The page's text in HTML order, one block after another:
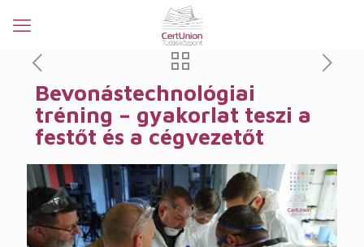
Bevonástechnológiai
tréning – gyakorlat teszi a
festőt és a cégvezetőt